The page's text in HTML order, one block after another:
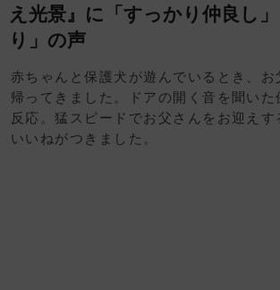
え光景』に「すっかり仲良し
り」の声
赤ちゃんと保護犬が遊んでいるとき、お
帰ってきました。ドアの開く音を聞いた
反応。猛スピードでお父さんをお迎えす
いいねがつきました。